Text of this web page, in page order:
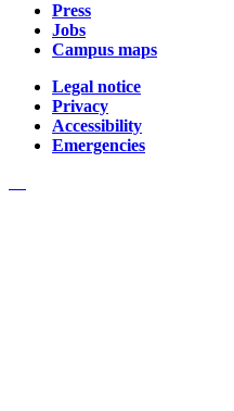
Press
Jobs
Campus maps
Legal notice
Privacy
Accessibility
Emergencies